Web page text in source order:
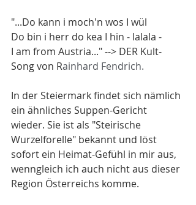
"...Do kann i moch'n wos I wül
Do bin i herr do kea I hin - lalala -
I am from Austria..." --> DER Kult-
Song von Rainhard Fendrich.
In der Steiermark findet sich nämlich
ein ähnliches Suppen-Gericht
wieder. Sie ist als "Steirische
Wurzelforelle" bekannt und löst
sofort ein Heimat-Gefühl in mir aus,
wenngleich ich auch nicht aus dieser
Region Österreichs komme.